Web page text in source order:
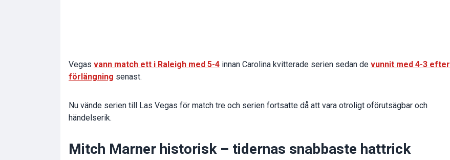
Vegas vann match ett i Raleigh med 5-4 innan Carolina kvitterade serien sedan de vunnit med 4-3 efter
förlängning senast.
Nu vände serien till Las Vegas för match tre och serien fortsatte då att vara otroligt oförutsägbar och
händelserik.
Mitch Marner historisk – tidernas snabbaste hattrick